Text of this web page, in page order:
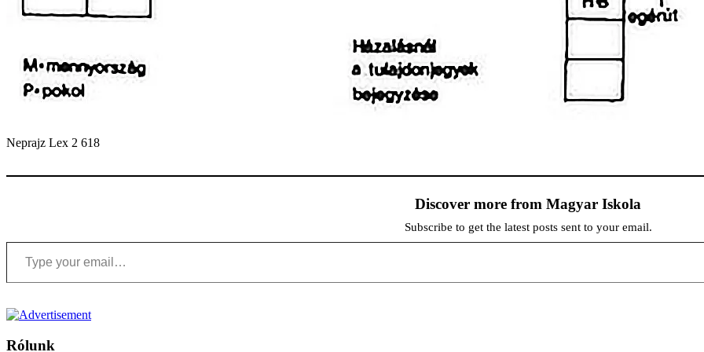
Neprajz Lex 2 618
Discover more from Magyar Iskola
Subscribe to get the latest posts sent to your email.
Type your email…
Rólunk